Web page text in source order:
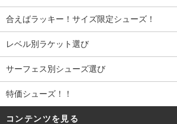
合えばラッキー！サイズ限定シューズ！
レベル別ラケット選び
サーフェス別シューズ選び
特価シューズ！！
コンテンツを見る